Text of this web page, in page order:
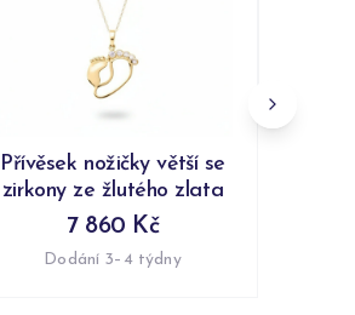
Přívěsek nožičky větší se
zirkony ze žlutého zlata
7 860 Kč
Dodání 3–4 týdny